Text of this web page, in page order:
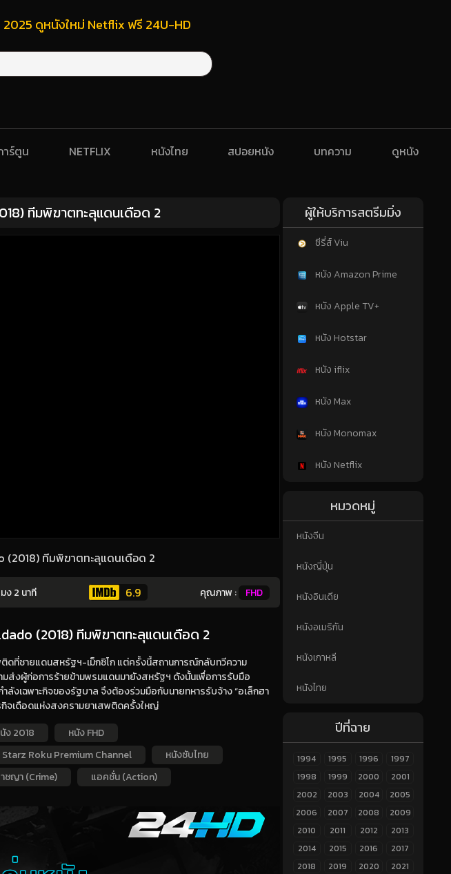
2025 ดูหนังใหม่ Netflix ฟรี 24U-HD
าร์ตูน NETFLIX หนังไทย สปอยหนัง บทความ ดูหนัง
ทีมพิฆาตทะลุแดนเดือด 2
(2018) ทีมพิฆาตทะลุแดนเดือด 2
มง 2 นาที 6.9 คุณภาพ : FHD
(2018) ทีมพิฆาตทะลุแดนเดือด 2
ติดที่ชายแดนสหรัฐฯ-เม็กซิโก แต่ครั้งนี้สถานการณ์กลับทวีความ
ส่งผู้ก่อการร้ายข้ามพรมแดนมายังสหรัฐฯ ดังนั้นเพื่อการรับมือ
ลังเฉพาะกิจของรัฐบาล จึงต้องร่วมมือกับนายทหารรับจ้าง “อเล็กฮา
รกิจเดือดแห่งสงครามยาเสพติดครั้งใหญ่
ง 2018
หนัง FHD
Starz Roku Premium Channel
หนังซับไทย
ชญา (Crime) แอคชั่น (Action)
ผู้ให้บริการสตรีมมิ่ง
ซีรี่ส์ Viu
หนัง Amazon Prime
หนัง Apple TV+
หนัง Hotstar
หนัง iflix
หนัง Max
หนัง Monomax
หนัง Netflix
หมวดหมู่
หนังจีน
หนังญี่ปุ่น
หนังอินเดีย
หนังอเมริกัน
หนังเกาหลี
หนังไทย
ปีที่ฉาย
1994 1995 1996
1997
1998
1999 2000
2001
2002
2003 2004
2005
2006
2007 2008
2009
2010
2011 2012
2013
2014
2015 2016
2017
2018
2019 2020
2021